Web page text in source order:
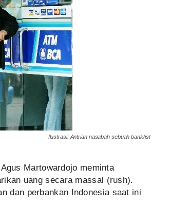
Ilustrasi: Antrian nasabah sebuah bank/ist
Martowardojo meminta
uang secara massal (rush).
dan perbankan Indonesia saat ini